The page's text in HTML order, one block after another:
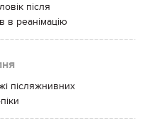
після
в реанімацію
післяжнивних